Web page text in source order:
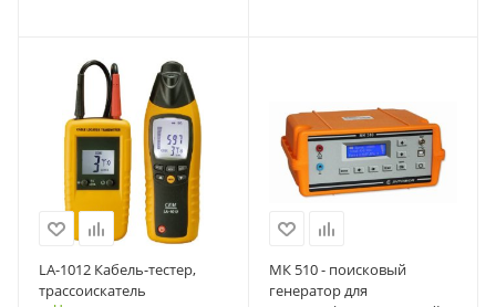
LA-1012 Кабель-тестер,
трассоискатель
МК 510 - поисковый
генератор для